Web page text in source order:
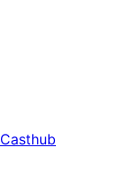
Casthub